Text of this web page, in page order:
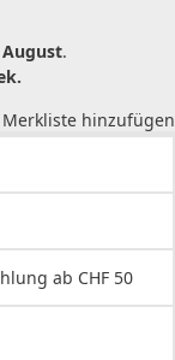
August.
hinzufügen
ab CHF 50